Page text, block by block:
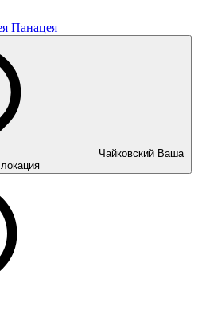
Панацея
Чайковский Ваша
локация